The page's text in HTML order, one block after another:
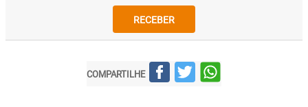
RECEBER
COMPARTILHE